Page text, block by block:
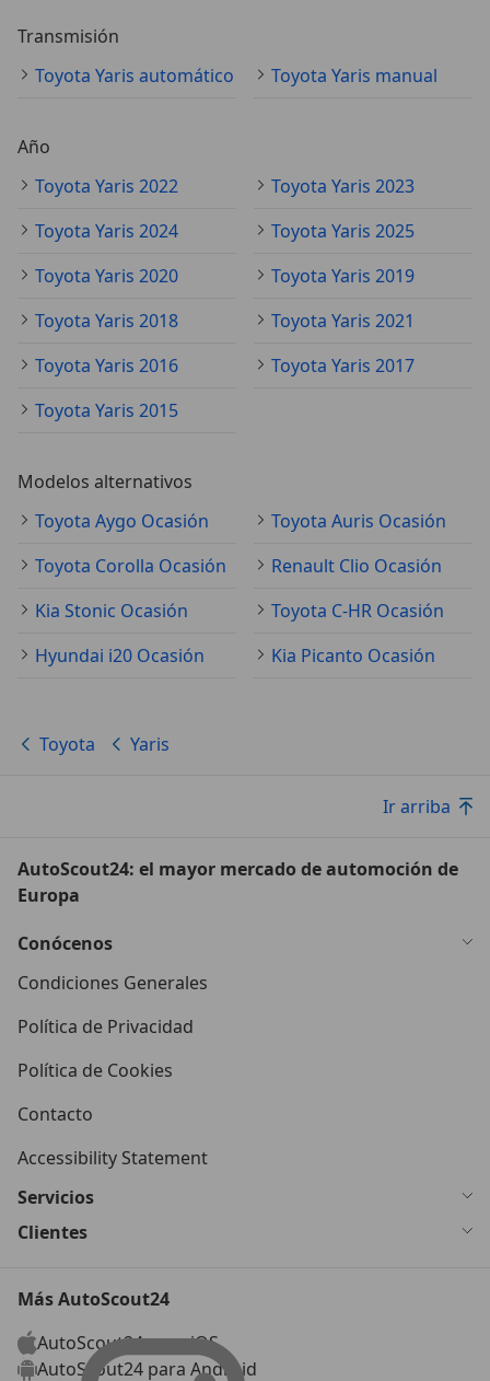
Transmisión
Toyota Yaris automático
Toyota Yaris manual
Año
Toyota Yaris 2022
Toyota Yaris 2023
Toyota Yaris 2024
Toyota Yaris 2025
Toyota Yaris 2020
Toyota Yaris 2019
Toyota Yaris 2018
Toyota Yaris 2021
Toyota Yaris 2016
Toyota Yaris 2017
Toyota Yaris 2015
Modelos alternativos
Toyota Aygo Ocasión
Toyota Auris Ocasión
Toyota Corolla Ocasión
Renault Clio Ocasión
Kia Stonic Ocasión
Toyota C-HR Ocasión
Hyundai i20 Ocasión
Kia Picanto Ocasión
Toyota Yaris
Ir arriba
AutoScout24: el mayor mercado de automoción de
Europa
Conócenos
Condiciones Generales
Política de Privacidad
Política de Cookies
Contacto
Accessibility Statement
Servicios
Clientes
Más AutoScout24
AutoScout24 para iOS
AutoScout24 para Android